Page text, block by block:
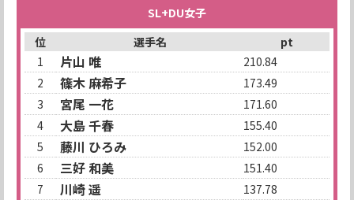
SL+DU女子
位
選手名
pt
1
片山 唯
210.84
2
篠木 麻希子
173.49
3
宮尾 一花
171.60
4
大島 千春
155.40
5
藤川 ひろみ
152.00
6
三好 和美
151.40
7
川崎 遥
137.78